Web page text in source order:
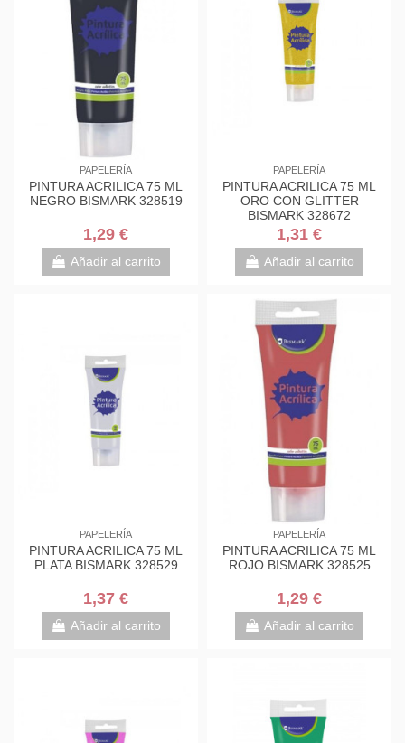
PAPELERÍA
PINTURA ACRILICA 75 ML
NEGRO BISMARK 328519
1,29 €
Añadir al carrito
PAPELERÍA
PINTURA ACRILICA 75 ML
ORO CON GLITTER
BISMARK 328672
1,31 €
Añadir al carrito
PAPELERÍA
PINTURA ACRILICA 75 ML
PLATA BISMARK 328529
1,37 €
Añadir al carrito
PAPELERÍA
PINTURA ACRILICA 75 ML
ROJO BISMARK 328525
1,29 €
Añadir al carrito